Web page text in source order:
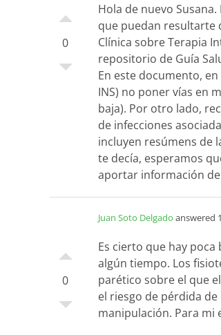
0
Hola de nuevo
que puedan resultarte
Clínica sobre Terapia
repositorio de Guía
En este documento,
INS) no poner vías en
baja). Por otro lado,
de infecciones
incluyen resúmens de
te decía, esperamos
aportar información
0
Juan Soto Delgado answered
Es cierto que hay
algún tiempo. Los
parético sobre el que
el riesgo de pérdida
manipulación. Para mi